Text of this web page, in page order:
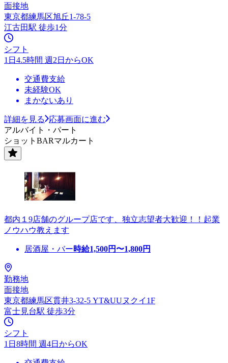
面接地
東京都練馬区旭丘1-78-5
江古田駅 徒歩1分
シフト
1日4.5時間 週2日からOK
交通費支給
未経験OK
まかないあり
詳細を見る
応募画面に進む
アルバイト・パート
ショットBARマルカート
都内１9店舗のグループ店です、独立志望者大歓迎！！起業
ノウハウ教えます
居酒屋・バー時給1,500円〜1,800円
勤務地
面接地
東京都練馬区貫井3-32-5 YT&UUヌクイ1F
富士見台駅 徒歩3分
シフト
1日8時間 週4日からOK